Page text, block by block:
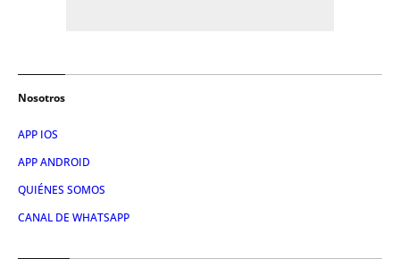
Nosotros
APP IOS
APP ANDROID
QUIÉNES SOMOS
CANAL DE WHATSAPP